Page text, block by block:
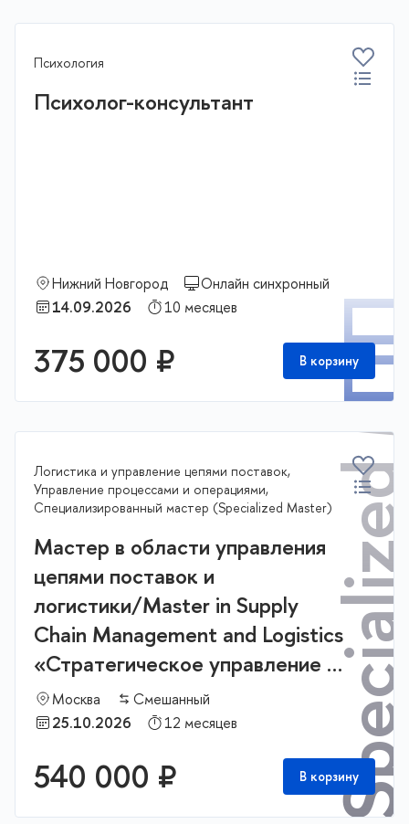
Психология
Психолог-консультант
Нижний Новгород
Онлайн синхронный
14.09.2026
10 месяцев
375 000 ₽ В корзину
Логистика и управление цепями поставок,
Управление процессами и операциями,
Специализированный мастер (Specialized Master)
Мастер в области управления
цепями поставок и
логистики/Master in Supply
Chain Management and Logistics
«Стратегическое управление и
бизнес аналитика в логистике и
цепях поставок»
Москва
Смешанный
25.10.2026
12 месяцев
540 000 ₽ В корзину